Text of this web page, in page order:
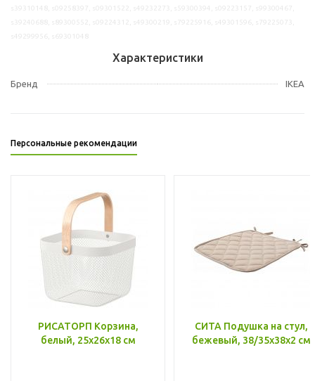
Характеристики
Бренд IKEA
Персональные рекомендации
РИСАТОРП Корзина,
белый, 25x26x18 см
СИТА Подушка на стул,
бежевый, 38/35x38x2 см